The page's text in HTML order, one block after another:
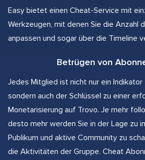
Easy bietet einen Cheat-Service mit
Werkzeugen, mit denen Sie die Anzahl
anpassen und sogar über die Timeline
Betrügen von
Jedes Mitglied ist nicht nur ein
sondern auch der Schlüssel zu einer
Monetarisierung auf Trovo. Je mehr
desto mehr werden Sie in der Lage zu
Publikum und aktive Community zu
die Aktivitäten der Gruppe. Cheat